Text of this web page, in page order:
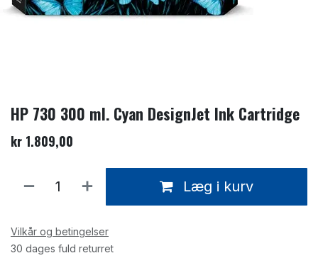
HP 730 300 ml. Cyan DesignJet Ink Cartridge
kr 1.809,00
Læg i kurv
Vilkår og betingelser
30 dages fuld returret